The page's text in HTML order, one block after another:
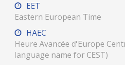
EET
Eastern European Time
HAEC
Heure Avancée d'Europe
language name for CEST)